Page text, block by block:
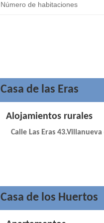
Casa de las Eras
Alojamientos rurales
Calle Las Eras
Casa de los Huertos